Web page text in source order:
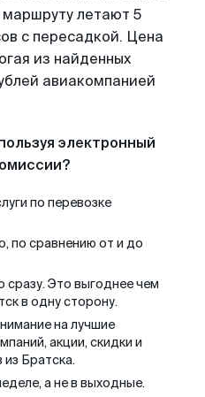
летают 5
с пересадкой. Цена
из найденных
авиакомпанией
электронный
по перевозке
по сравнению от и до
сразу. Это выгоднее чем
в одну сторону.
на лучшие
акции, скидки и
Братска.
а не в выходные.